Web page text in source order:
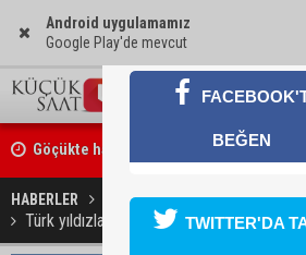
Android uygulamamız
Google Play'de mevcut
Göçükte hayatını kaybeden Bekir Çelik,
Kozan’da üreticilere Akdeniz Meyve
HABERLER GÜNDEM
Türk yıldızları, 13 Ekim’de Adana
BEĞEN
TWITTER'DA